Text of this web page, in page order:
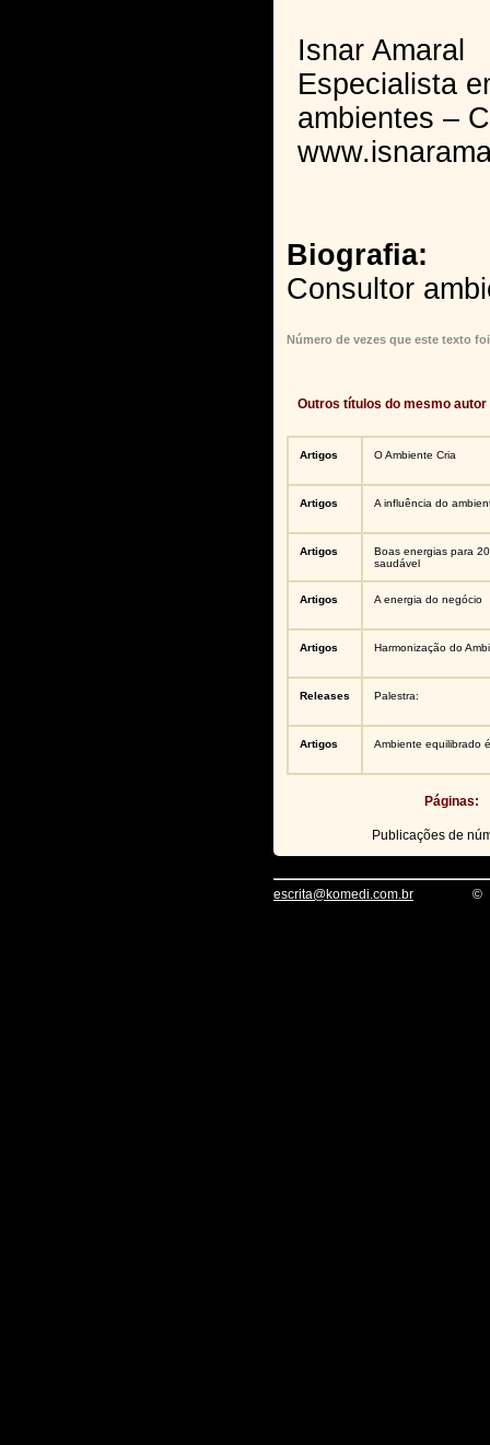
Isnar Amaral
Especialista
ambientes –
Biografia:
Consultor
Número de vezes que este texto
Outros títulos do mesmo autor
Artigos O Ambiente Cria
Artigos A influência do
Artigos
Boas energias para
saudável
Artigos A energia do negócio
Artigos Harmonização do
Releases Palestra:
Artigos Ambiente equilibrado
Páginas:
Publicações de
escrita@komedi.com.br ©